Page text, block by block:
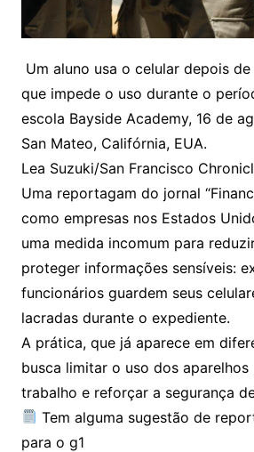
Um aluno usa o celular depois
que impede o uso durante o
escola Bayside Academy, 16 de
San Mateo, Califórnia, EUA.
Lea Suzuki/San Francisco
Uma reportagam do jornal
como empresas nos Estados
uma medida incomum para
proteger informações sensíveis:
funcionários guardem seus
lacradas durante o expediente.
A prática, que já aparece em
busca limitar o uso dos
trabalho e reforçar a segurança
Tem alguma sugestão de
para o g1